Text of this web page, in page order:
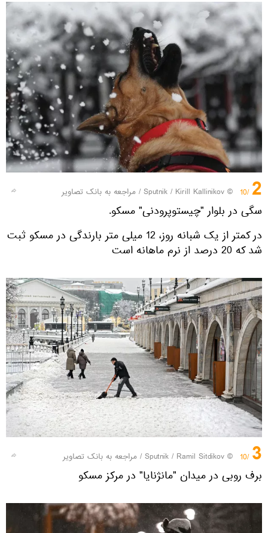
2
/10
© Sputnik / Kirill Kallinikov
/ مراجعه به بانک تصاویر
سگی در بلوار "چیستوپرودنی" مسکو.
در کمتر از یک شبانه روز، 12 میلی متر بارندگی در مسکو ثبت
شد که 20 درصد از نرم ماهانه است
3
/10
© Sputnik / Ramil Sitdikov
/ مراجعه به بانک تصاویر
برف روبی در میدان "مانژنایا" در مرکز مسکو